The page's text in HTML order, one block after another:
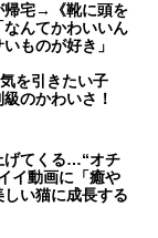
帰宅→《靴に頭を
んてかわいいん
ものが好き」
を引きたい子
のかわいさ！
げてくる…“オチ
イ動画に「癒や
い猫に成長する